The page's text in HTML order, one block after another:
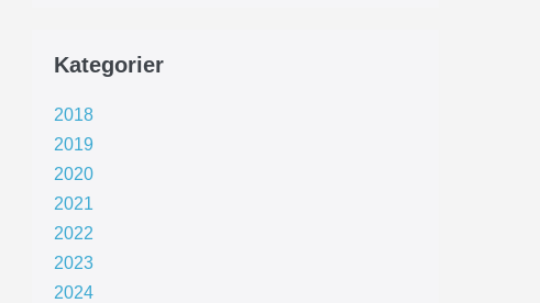
Kategorier
2018
2019
2020
2021
2022
2023
2024